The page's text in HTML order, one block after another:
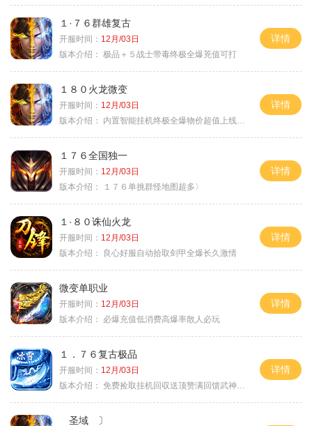
１·７６群雄复古
开服时间： 12月/03日
版本介绍： 极品＋５战士带毒终极全爆茺值可打
详情
１８０火龙微变
开服时间： 12月/03日
版本介绍：
内置智能挂机终极全爆物价超值上线送神器
详情
１７６全国独一
开服时间： 12月/03日
版本介绍：
１７６单挑群怪地图超多〉
详情
１·８０诛仙火龙
开服时间： 12月/03日
版本介绍：
良心好服自动拾取剑甲全爆长久激情
详情
微变单职业
开服时间： 12月/03日
版本介绍：
必爆充值低消费高爆率散人必玩
详情
１．７６复古极品
开服时间： 12月/03日
版本介绍： 免费捡取挂机回収送顶赞满回馈武神之力
详情
圣域 〕